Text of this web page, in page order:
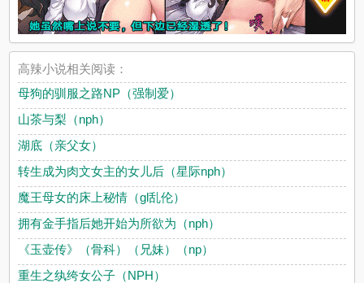
高辣小说相关阅读：
母狗的驯服之路NP（强制爱）
山茶与梨（nph）
湖底（亲父女）
转生成为肉文女主的女儿后（星际nph）
魔王母女的床上秘情（gl乱伦）
拥有金手指后她开始为所欲为（nph）
《玉壶传》（骨科）（兄妹）（np）
重生之纨绔女公子（NPH）